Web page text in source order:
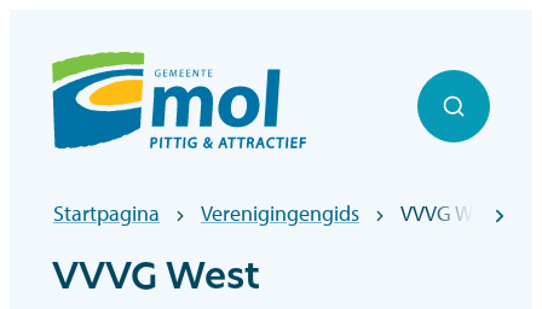
Officiële website gemeentebestuur Mol
Zoek
Startpagina Verenigingengids VVVG West
VVVG West